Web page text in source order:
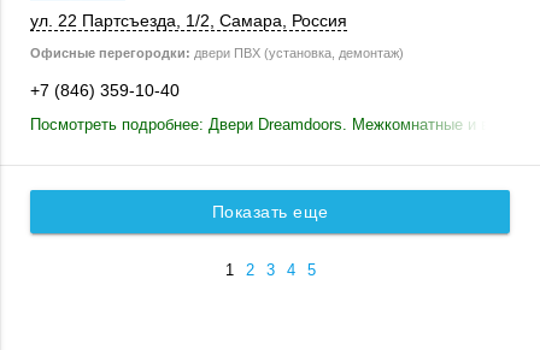
ул. 22 Партсъезда 1/2 Самара Россия
Офисные перегородки: двери ПВХ (установка, демонтаж)
+7 (846) 359-10-40
Посмотреть подробнее: Двери Dreamdoors. Межкомнатные и
Показать еще
1 2 3 4 5